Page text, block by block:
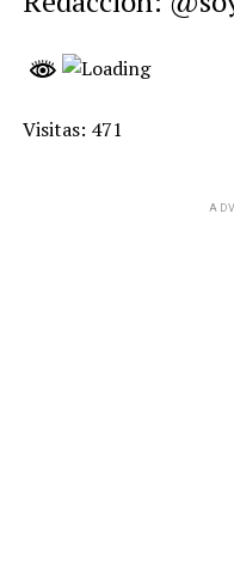
Visitas: 471